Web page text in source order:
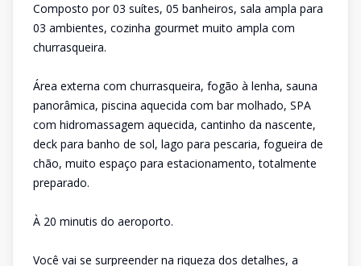
Composto por 03 suítes, 05 banheiros, sala ampla para
03 ambientes, cozinha gourmet muito ampla com
churrasqueira.
Área externa com churrasqueira, fogão à lenha, sauna
panorâmica, piscina aquecida com bar molhado, SPA
com hidromassagem aquecida, cantinho da nascente,
deck para banho de sol, lago para pescaria, fogueira de
chão, muito espaço para estacionamento, totalmente
preparado.
À 20 minutis do aeroporto.
Você vai se surpreender na riqueza dos detalhes, a